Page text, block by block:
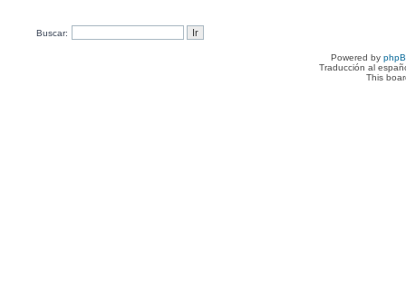
Buscar:
Powered by
Traducción al
This